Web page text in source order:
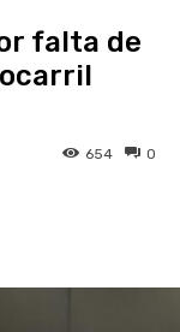
falta de
0
654